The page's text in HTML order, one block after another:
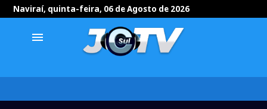
Naviraí, quinta-feira, 06 de Agosto de 2026
menu